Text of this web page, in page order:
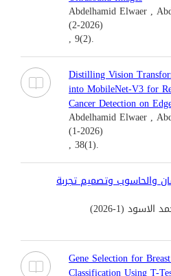
Abdelhamid Elwaer ,
(2-2026)
, 9(2).
Distilling Vision
into MobileNet-V3 for
Cancer Detection on
Abdelhamid Elwaer ,
(1-2026)
, 38(1).
والحاسوب وتصميم تجربة
(1-2026)
Gene Selection for